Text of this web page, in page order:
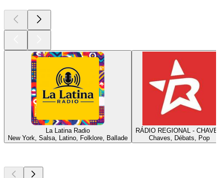
La Latina Radio
New York, Salsa, Latino, Folklore, Ballade
RÁDIO REGIONAL -
Chaves, Débats, Pop